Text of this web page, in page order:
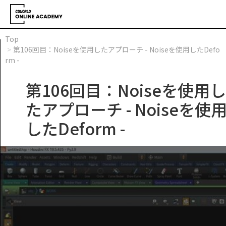
Top
第106回目：Noiseを使用したアプローチ - Noiseを使用したDefo
rm -
第106回目：Noiseを使用し
たアプローチ - Noiseを使
したDeform -